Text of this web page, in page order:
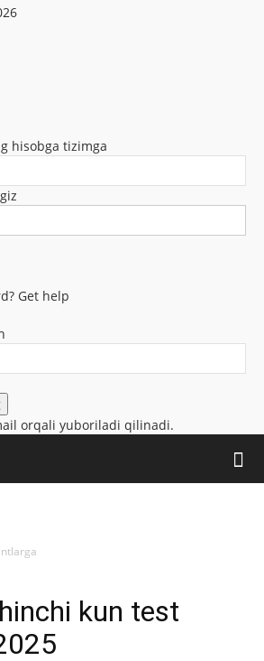
hisobga tizimga
Get help
orqali yuboriladi qilinadi.
kun test